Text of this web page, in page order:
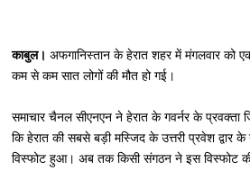
काबुल।अफगानिस्तान के हेरात शहर में मंगलवार को
कम से कम सात लोगों की मौत हो गई।
समाचार चैनल सीएनएन ने हेरात के गवर्नर के प्रवक्ता
कि हेरात की सबसे बड़ी मस्जिद के उत्तरी प्रवेश द्वार
विस्फोट हुआ। अब तक किसी संगठन ने इस विस्फोट की